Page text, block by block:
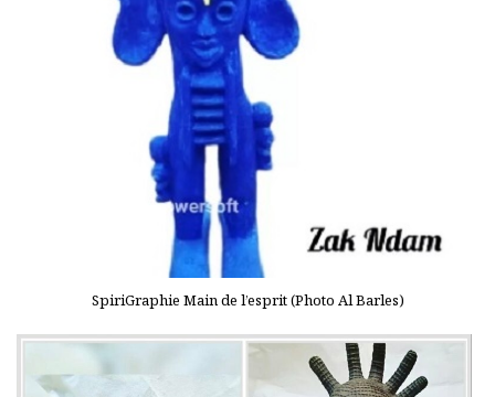
SpiriGraphie Main de l’esprit (Photo Al Barles)